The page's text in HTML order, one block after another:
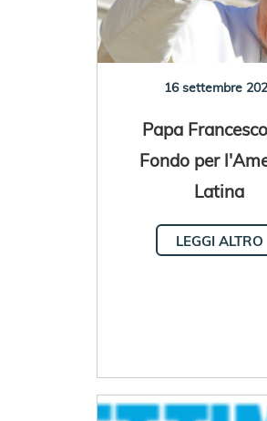
16 settembre
Papa
Fondo per
Latina
LEGGI ALTRO